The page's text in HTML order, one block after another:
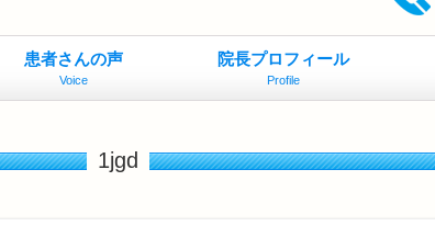
患者さんの声
Voice
院長プロフィール
Profile
1jgd